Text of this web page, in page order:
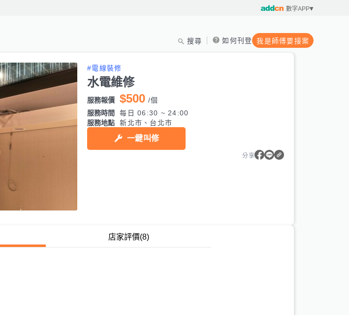
數字APP
搜尋 如何刊登 我是師傅要接案
#電線裝修
水電維修
服務報價 $500 /個
服務時間
每日 06:30 ~ 24:00
服務地點
新北市、台北市
一鍵叫修
分享
店家評價(8)